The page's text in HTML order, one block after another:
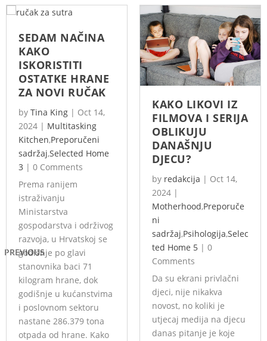
PREVIOUS
SEDAM NAČINA
KAKO
ISKORISTITI
OSTATKE HRANE
ZA NOVI RUČAK
by Tina King | Oct 14,
2024 | Multitasking
Kitchen,Preporučeni
sadržaj,Selected Home
3 | 0 Comments
Prema ranijem
istraživanju
Ministarstva
gospodarstva i održivog
razvoja, u Hrvatskoj se
godišnje po glavi
stanovnika baci 71
kilogram hrane, dok
godišnje u kućanstvima
i poslovnom sektoru
nastane 286.379 tona
otpada od hrane. Kako
KAKO LIKOVI IZ
FILMOVA I SERIJA
OBLIKUJU
DANAŠNJU
DJECU?
by redakcija | Oct 14,
2024 |
Motherhood,Preporuče
ni
sadržaj,Psihologija,Selec
ted Home 5 | 0
Comments
Da su ekrani privlačni
djeci, nije nikakva
novost, no koliki je
utjecaj medija na djecu
danas pitanje je koje